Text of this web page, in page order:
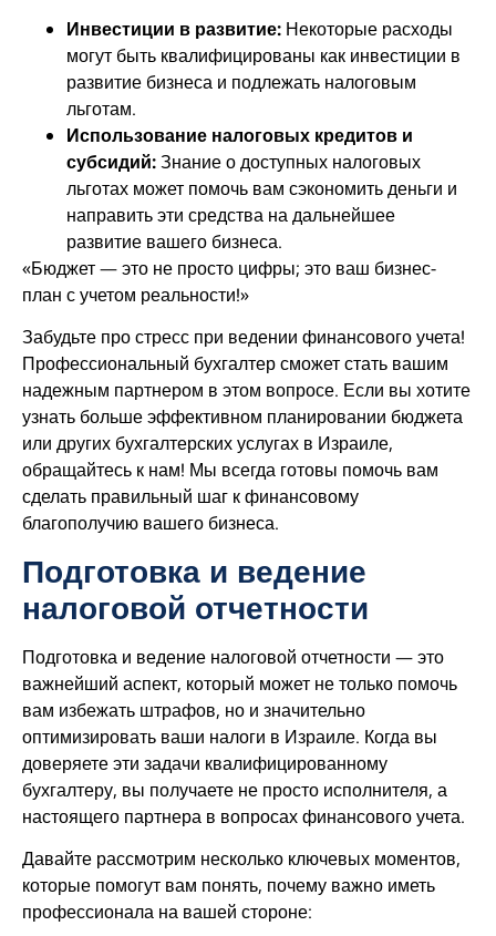
Инвестиции в развитие: Некоторые расходы
могут быть квалифицированы как инвестиции в
развитие бизнеса и подлежать налоговым
льготам.
Использование налоговых кредитов и
субсидий:Знание о доступных налоговых
льготах может помочь вам сэкономить деньги и
направить эти средства на дальнейшее
развитие вашего бизнеса.
«Бюджет — это не просто цифры; это ваш бизнес-
план с учетом реальности!»
Забудьте про стресс при ведении финансового учета!
Профессиональный бухгалтер сможет стать вашим
надежным партнером в этом вопросе. Если вы хотите
узнать больше эффективном планировании бюджета
или других бухгалтерских услугах в Израиле,
обращайтесь к нам! Мы всегда готовы помочь вам
сделать правильный шаг к финансовому
благополучию вашего бизнеса.
Подготовка и ведение
налоговой отчетности
Подготовка и ведение налоговой отчетности — это
важнейший аспект, который может не только помочь
вам избежать штрафов, но и значительно
оптимизировать ваши налоги в Израиле. Когда вы
доверяете эти задачи квалифицированному
бухгалтеру, вы получаете не просто исполнителя, а
настоящего партнера в вопросах финансового учета.
Давайте рассмотрим несколько ключевых моментов,
которые помогут вам понять, почему важно иметь
профессионала на вашей стороне: